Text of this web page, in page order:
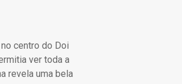
centro do Doi
ver toda a
revela uma bela